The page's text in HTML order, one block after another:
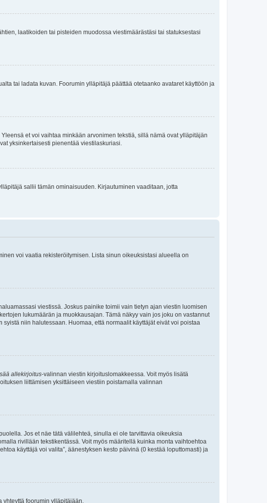
laatikoiden tai pisteiden muodossa viestimäärästäsi tai statuksestasi
tai ladata kuvan. Foorumin ylläpitäjä päättää otetaanko avataret käyttöön ja
et voi vaihtaa minkään arvonimen tekstiä, sillä nämä ovat ylläpitäjän
yksinkertaisesti pienentää viestilaskuriasi.
sallii tämän ominaisuuden. Kirjautuminen vaaditaan, jotta
voi vaatia rekisteröitymisen. Lista sinun oikeuksistasi alueella on
viestissä. Joskus painike toimii vain tietyn ajan viestin luomisen
lukumäärän ja muokkausajan. Tämä näkyy vain jos joku on vastannut
niin halutessaan. Huomaa, että normaalit käyttäjät eivät voi poistaa
allekirjoitus-valinnan viestin kirjoituslomakkeessa. Voit myös lisätä
liittämisen yksittäiseen viestiin poistamalla valinnan
Jos et näe tätä välilehteä, sinulla ei ole tarvittavia oikeuksia
rivillään tekstikentässä. Voit myös määritellä kuinka monta vaihtoehtoa
käyttäjä voi valita”, äänestyksen kesto päivinä (0 kestää loputtomasti) ja
foorumin ylläpitäjään.